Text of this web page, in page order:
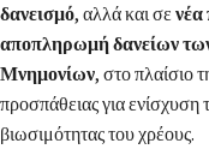
δανεισμό, αλλά και σε
αποπληρωμή δανείων
Μνημονίων, στο πλαίσιο
προσπάθειας για ενίσχυση
βιωσιμότητας του χρέους.